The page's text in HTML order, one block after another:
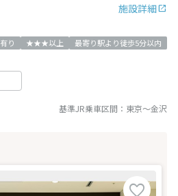
施設詳細
り ★★★以上
最寄り駅より徒歩5分以内
基準JR乗車区間： 東京～金沢